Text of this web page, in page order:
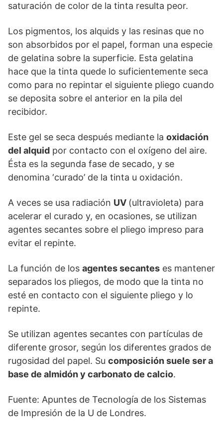
saturación de color de la tinta resulta peor.
Los pigmentos, los alquids y las resinas que no
son absorbidos por el papel, forman una especie
de gelatina sobre la superficie. Esta gelatina
hace que la tinta quede lo suficientemente seca
como para no repintar el siguiente pliego cuando
se deposita sobre el anterior en la pila del
recibidor.
Este gel se seca después mediante la oxidación
del alquid por contacto con el oxígeno del aire.
Ésta es la segunda fase de secado, y se
denomina ‘curado’ de la tinta u oxidación.
A veces se usa radiación UV (ultravioleta) para
acelerar el curado y, en ocasiones, se utilizan
agentes secantes sobre el pliego impreso para
evitar el repinte.
La función de los agentes secantes es mantener
separados los pliegos, de modo que la tinta no
esté en contacto con el siguiente pliego y lo
repinte.
Se utilizan agentes secantes con partículas de
diferente grosor, según los diferentes grados de
rugosidad del papel. Su composición suele ser a
base de almidón y carbonato de calcio.
Fuente: Apuntes de Tecnología de los Sistemas
de Impresión de la U de Londres.